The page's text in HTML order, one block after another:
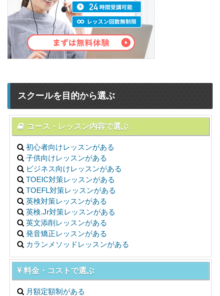
スクールを目的から選ぶ
コース・レッスン内容で選ぶ
初心者向けレッスンがある
子供向けレッスンがある
ビジネス向けレッスンがある
TOEIC対策レッスンがある
TOEFL対策レッスンがある
英検対策レッスンがある
英検.Jr対策レッスンがある
英文添削レッスンがある
発音矯正レッスンがある
カランメソッドレッスンがある
料金・コストで選ぶ
月額定額制がある